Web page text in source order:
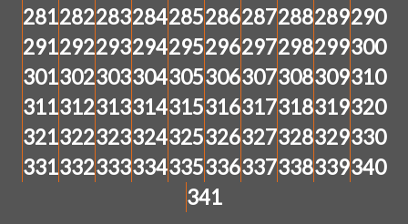
281282283284285286287288289290
291292293294295296297298299300
301302303304305306307308309310
311312313314315316317318319320
321322323324325326327328329330
331332333334335336337338339340
341